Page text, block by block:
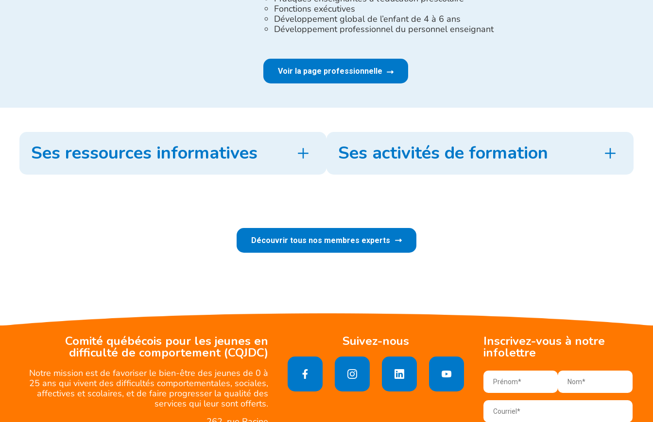
Fonctions exécutives
Développement global de l’enfant de 4 à 6 ans
Développement professionnel du personnel enseignant
Voir la page professionnelle
Ses ressources informatives Ses activités de formation
Découvrir tous nos membres experts
Comité québécois pour les jeunes en
difficulté de comportement (CQJDC)
Notre mission est de favoriser le bien-être des jeunes de 0 à
25 ans qui vivent des difficultés comportementales, sociales,
affectives et scolaires, et de faire progresser la qualité des
services qui leur sont offerts.
Suivez-nous Inscrivez-vous à notre
infolettre